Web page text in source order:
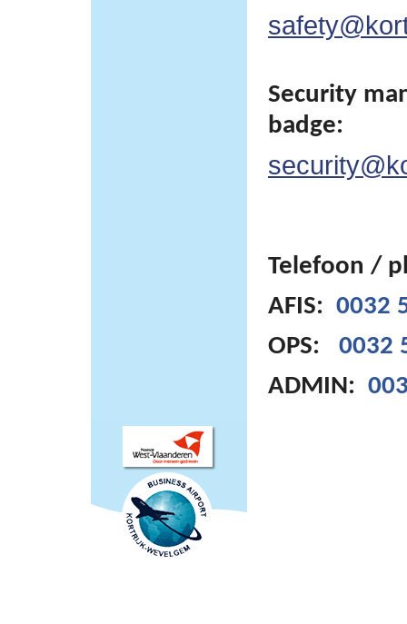
Security
badge:
Telefoon /
AFIS: 0032
OPS: 0032
ADMIN: